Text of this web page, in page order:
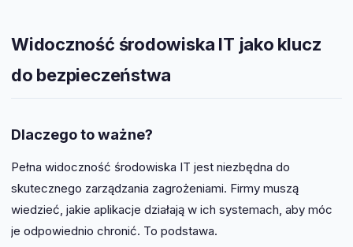
Widoczność środowiska IT jako klucz
do bezpieczeństwa
Dlaczego to ważne?
Pełna widoczność środowiska IT jest niezbędna do
skutecznego zarządzania zagrożeniami. Firmy muszą
wiedzieć, jakie aplikacje działają w ich systemach, aby móc
je odpowiednio chronić. To podstawa.